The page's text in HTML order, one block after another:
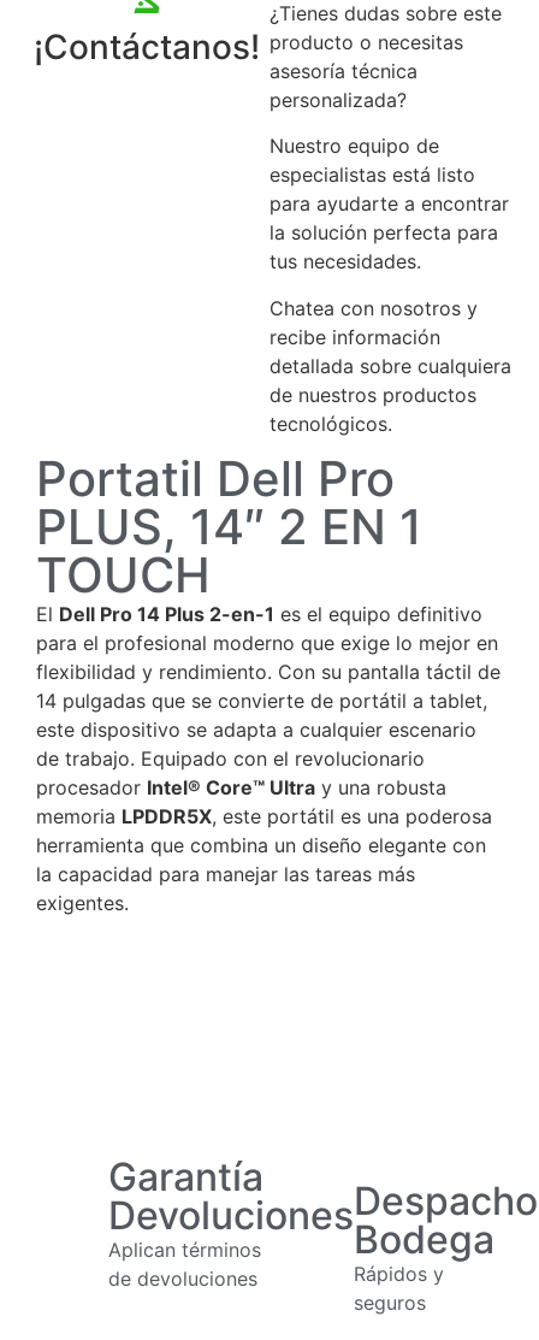
¡Contáctanos!
¿Tienes dudas sobre este
producto o necesitas
asesoría técnica
personalizada?
Nuestro equipo de
especialistas está listo
para ayudarte a encontrar
la solución perfecta para
tus necesidades.
Chatea con nosotros y
recibe información
detallada sobre cualquiera
de nuestros productos
tecnológicos.
Portatil Dell Pro
PLUS, 14″ 2 EN 1
TOUCH
El Dell Pro 14 Plus 2-en-1 es el equipo definitivo
para el profesional moderno que exige lo mejor en
flexibilidad y rendimiento. Con su pantalla táctil de
14 pulgadas que se convierte de portátil a tablet,
este dispositivo se adapta a cualquier escenario
de trabajo. Equipado con el revolucionario
procesador Intel® Core™ Ultra y una robusta
memoria LPDDR5X, este portátil es una poderosa
herramienta que combina un diseño elegante con
la capacidad para manejar las tareas más
exigentes.
Garantía
Devoluciones
Aplican términos
de devoluciones
Bodega
Rápidos y
seguros